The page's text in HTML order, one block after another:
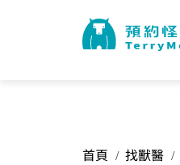
首頁 / 找獸醫 /